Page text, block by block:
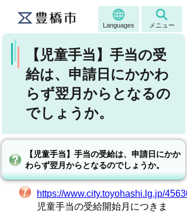
Languages メニュー
【児童手当】手当の受
給は、申請日にかかわ
らず翌月からとなるの
でしょうか。
【児童手当】手当の受給は、申請日にかか
わらず翌月からとなるのでしょうか。
https://www.city.toyohashi.lg.jp/
児童手当の受給開始月につきま